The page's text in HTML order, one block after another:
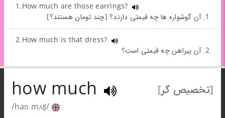
1.How much are those earrings?
1. آن گوشواره ها چه قیمتی دارند؟ [چند تومان هستند؟]
2.How much is that dress?
2. آن پیراهن چه قیمتی است؟
[تخصیص گر] how much
/haʊ mʌʧ/